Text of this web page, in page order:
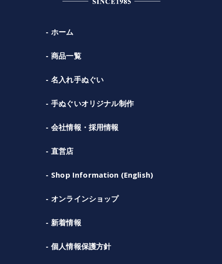
ホーム
商品一覧
名入れ手ぬぐい
手ぬぐいオリジナル制作
会社情報・採用情報
直営店
Shop Information (English)
オンラインショップ
新着情報
個人情報保護方針